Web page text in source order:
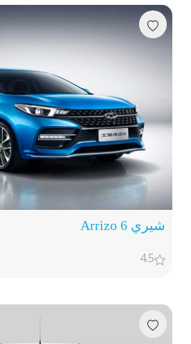
شيري Arrizo 6
4.5